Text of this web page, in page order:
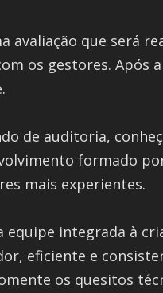
avaliação que será
os gestores.
de auditoria,
formado
mais experientes.
equipe integrada à
eficiente e
os quesitos